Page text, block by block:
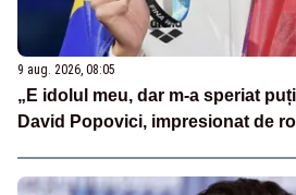
9 aug. 2026, 08:05
„E idolul meu, dar m-a speriat
David Popovici, impresionat de